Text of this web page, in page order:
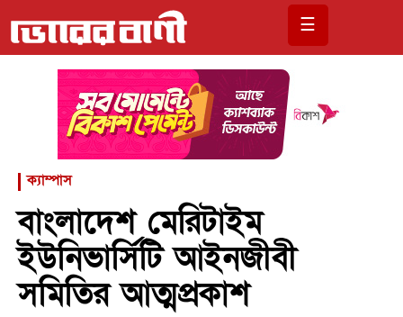
☰
ক্যাম্পাস
বাংলাদেশ মেরিটাইম
ইউনিভার্সিটি আইনজীবী
সমিতির আত্মপ্রকাশ